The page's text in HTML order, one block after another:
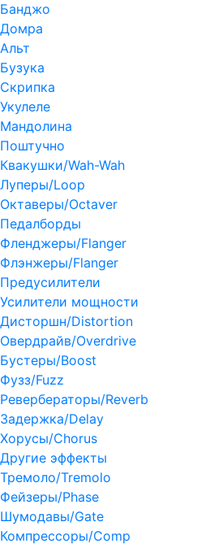
Банджо
Домра
Альт
Бузука
Скрипка
Укулеле
Мандолина
Поштучно
Квакушки/Wah-Wah
Луперы/Loop
Октаверы/Octaver
Педалборды
Фленджеры/Flanger
Флэнжеры/Flanger
Предусилители
Усилители мощности
Дисторшн/Distortion
Овердрайв/Overdrive
Бустеры/Boost
Фузз/Fuzz
Ревербераторы/Reverb
Задержка/Delay
Хорусы/Chorus
Другие эффекты
Тремоло/Tremolo
Фейзеры/Phase
Шумодавы/Gate
Компрессоры/Comp